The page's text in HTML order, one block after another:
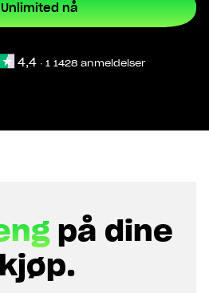
Unlimited nå
4,4 ∙ 1 1428 anmeldelser
på dine